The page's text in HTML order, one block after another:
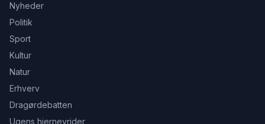
Nyheder
Politik
Sport
Kultur
Natur
Erhverv
Dragørdebatten
Ugens hjernevrider